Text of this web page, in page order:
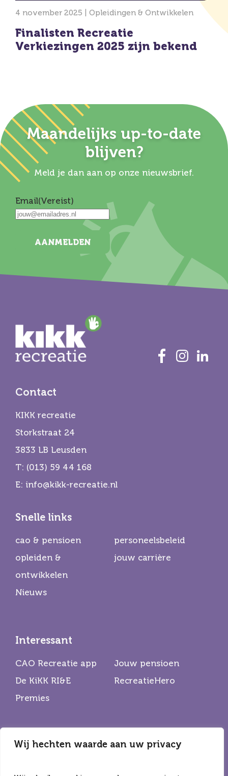
Wij hechten waarde aan uw privacy
4 november 2025 | Opleidingen & Ontwikkelen
Finalisten Recreatie
Verkiezingen 2025 zijn bekend
Maandelijks up-to-date
blijven?
Meld je dan aan op onze nieuwsbrief.
Email(Vereist)
AANMELDEN
Contact
KIKK recreatie
Storkstraat 24
3833 LB Leusden
T: (013) 59 44 168
E: info@kikk-recreatie.nl
Snelle links
cao & pensioen
personeelsbeleid
opleiden &
ontwikkelen
jouw carrière
Nieuws
Interessant
CAO Recreatie app
Jouw pensioen
De KiKK RI&E
RecreatieHero
Premies
Partners